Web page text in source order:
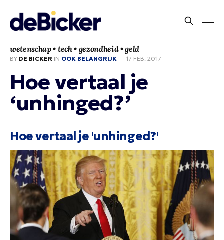
wetenschap • tech • gezondheid • geld
BY DE BICKER IN OOK BELANGRIJK — 17 FEB. 2017
Hoe vertaal je
‘unhinged?’
Hoe vertaal je 'unhinged?'